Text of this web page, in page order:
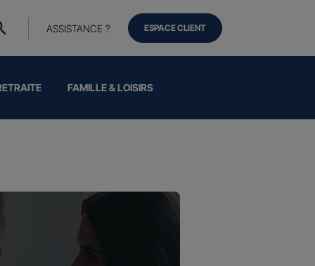
FAMILLE & LOISIRS
ASSISTANCE ? ESPACE CLIENT